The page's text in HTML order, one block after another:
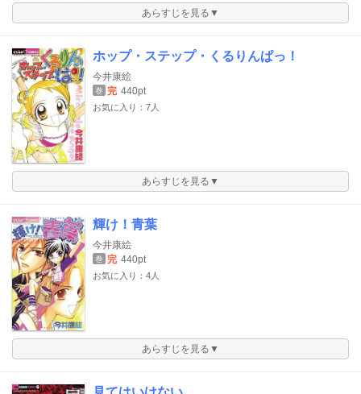
あらすじを見る▼
ホップ・ステップ・くるりんぱっ！
今井康絵
巻 完 440pt
お気に入り：7人
あらすじを見る▼
輝け！青葉
今井康絵
巻 完 440pt
お気に入り：4人
あらすじを見る▼